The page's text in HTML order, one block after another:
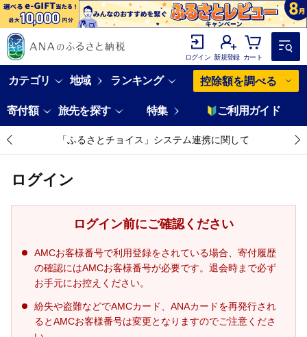
ログイン 新規登録 カート
カテゴリ 地域 ランキング 控除額を調べる
寄付額 旅先を探す 特集 ご利用ガイド
「ふるさとチョイス」システム連携に関して
ログイン
ログイン前にご確認ください
AMCお客様番号で利用登録をされている場合、寄付履歴
の確認にはAMCお客様番号が必要です。退会時まで必ず
お手元にお控えください。
紛失や盗難などでAMCカード、ANAカードを再発行され
るとAMCお客様番号は変更となりますのでご注意くださ